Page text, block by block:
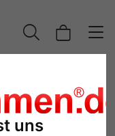
uns